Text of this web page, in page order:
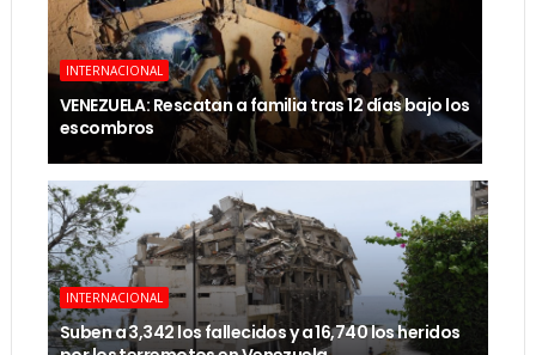
INTERNACIONAL
VENEZUELA: Rescatan a familia tras 12 días bajo los
escombros
INTERNACIONAL
Suben a 3,342 los fallecidos y a 16,740 los heridos